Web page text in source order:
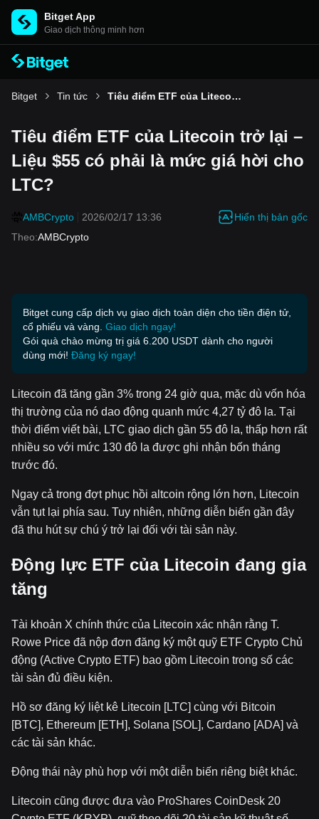
Bitget App
Giao dịch thông minh hơn
Bitget Tin tức Tiêu điểm ETF của Litecoin trở lại – Liệu $55 có phải là mức giá hời cho LTC?
Tiêu điểm ETF của Litecoin trở lại –
Liệu $55 có phải là mức giá hời cho
LTC?
AMBCrypto 2026/02/17 13:36
Hiển thị bản gốc
Theo:AMBCrypto
Bitget cung cấp dịch vụ giao dịch toàn diện cho tiền điện tử,
cổ phiếu và vàng. Giao dịch ngay!
Gói quà chào mừng trị giá 6.200 USDT dành cho người
dùng mới! Đăng ký ngay!
Litecoin đã tăng gần 3% trong 24 giờ qua, mặc dù vốn hóa
thị trường của nó dao động quanh mức 4,27 tỷ đô la. Tại
thời điểm viết bài, LTC giao dịch gần 55 đô la, thấp hơn rất
nhiều so với mức 130 đô la được ghi nhận bốn tháng
trước đó.
Ngay cả trong đợt phục hồi altcoin rộng lớn hơn, Litecoin
vẫn tụt lại phía sau. Tuy nhiên, những diễn biến gần đây
đã thu hút sự chú ý trở lại đối với tài sản này.
Động lực ETF của Litecoin đang gia
tăng
Tài khoản X chính thức của Litecoin xác nhận rằng T.
Rowe Price đã nộp đơn đăng ký một quỹ ETF Crypto Chủ
động (Active Crypto ETF) bao gồm Litecoin trong số các
tài sản đủ điều kiện.
Hồ sơ đăng ký liệt kê Litecoin [LTC] cùng với Bitcoin
[BTC], Ethereum [ETH], Solana [SOL], Cardano [ADA] và
các tài sản khác.
Động thái này phù hợp với một diễn biến riêng biệt khác.
Litecoin cũng được đưa vào ProShares CoinDesk 20